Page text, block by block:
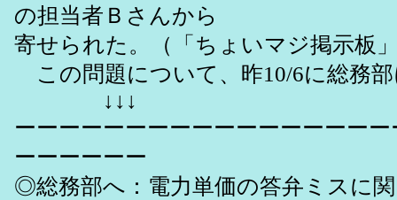
の担当者Ｂさんから
寄せられた。（「ちょいマジ掲示板
この問題について、昨10/6に総務
↓↓↓
ーーーーーーーーーーーーーーーー
ーーーーーー
◎総務部へ：電力単価の答弁ミスに